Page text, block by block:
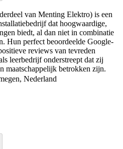
van Menting Elektro) is een
dat hoogwaardige,
biedt, al dan niet in combinatie
Hun perfect beoordeelde Google-
reviews van tevreden
leerbedrijf onderstreept dat zij
maatschappelijk betrokken zijn.
Nederland